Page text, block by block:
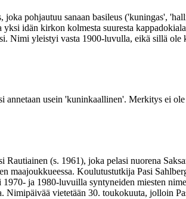
pohjautuu sanaan basileus ('kuningas',
idän kirkon kolmesta suuresta
Nimi yleistyi vasta 1900-luvulla, eikä sillä ole
usein 'kuninkaallinen'. Merkitys ei
(s. 1961), joka pelasi nuorena
Koulutustutkija Pasi
ja 1980-luvuilla syntyneiden miesten
vietetään 30. toukokuuta, jolloin